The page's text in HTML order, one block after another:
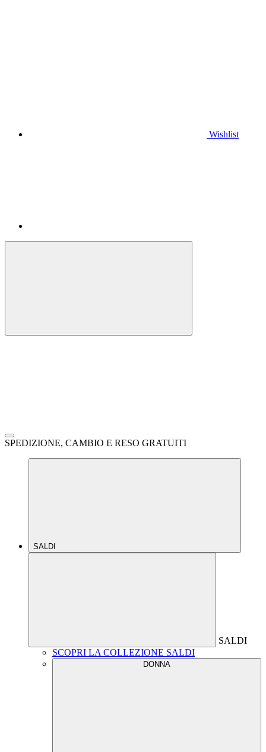
Wishlist
SPEDIZIONE, CAMBIO E RESO GRATUITI
SALDI
SALDI
SCOPRI LA COLLEZIONE SALDI
DONNA